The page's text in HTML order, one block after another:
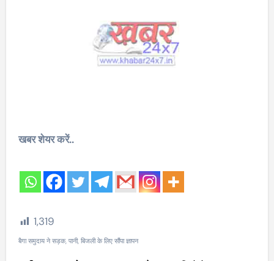
खबर शेयर करें..
1,319
बैगा समुदाय ने सड़क, पानी, बिजली के लिए सौंपा ज्ञापन